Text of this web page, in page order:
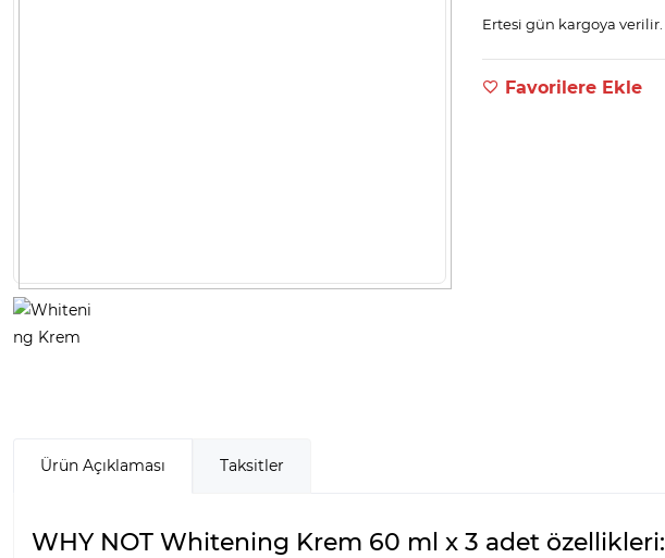
Ertesi gün kargoya verilir.
Favorilere Ekle
Ürün Açıklaması Taksitler
WHY NOT Whitening Krem 60 ml x 3 adet özellikleri: